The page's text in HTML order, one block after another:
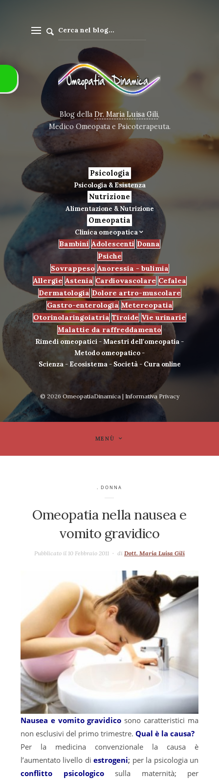
Blog della Dr. Maria Luisa Gili,
Medico Omeopata e Psicoterapeuta.
Psicologia
Psicologia & Esistenza
Nutrizione
Alimentazione & Nutrizione
Omeopatia
Clinica omeopatica
Bambini Adolescenti Donna
Psiche
Sovrappeso Anoressia - bulimia
Allergie Astenia Cardiovascolare Cefalea
Dermatologia Dolore artro-muscolare
Gastro-enterologia Metereopatia
Otorinolaringoiatria Tiroide Vie urinarie
Malattie da raffreddamento
Rimedi omeopatici -Maestri dell'omeopatia-
Metodo omeopatico-
Scienza- Ecosistema- Società- Cura online
© 2026 OmeopatiaDinamica| Informativa Privacy
MENÙ
. DONNA
Omeopatia nella nausea e
vomito gravidico
Pubblicato il 10 Febbraio 2011 di Dott. Maria Luisa Gili
Nausea e vomito gravidico sono caratteristici ma
non esclusivi del primo trimestre. Qual è la causa?
Per la medicina convenzionale la causa è
l’aumentato livello diestrogeni; per la psicologia un
conflitto psicologicosulla maternità; per